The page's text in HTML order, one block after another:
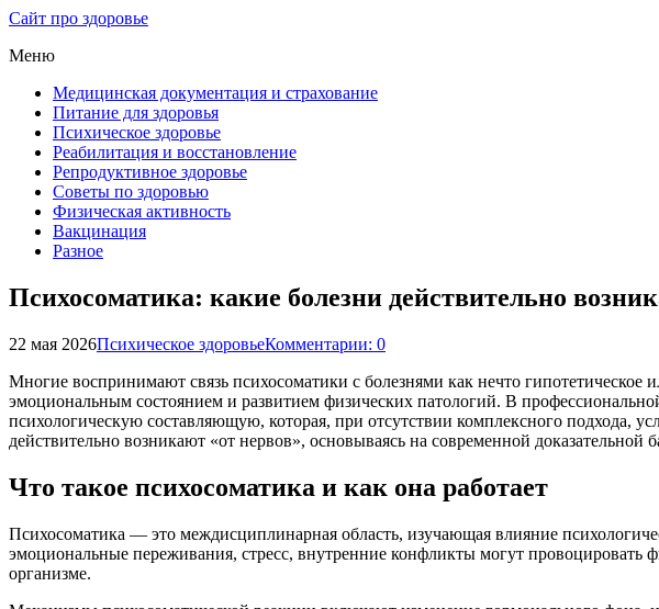
Сайт про здоровье
Меню
Медицинская документация и страхование
Питание для здоровья
Психическое здоровье
Реабилитация и восстановление
Репродуктивное здоровье
Советы по здоровью
Физическая активность
Вакцинация
Разное
Психосоматика: какие болезни действительно
22 мая 2026Психическое здоровьеКомментарии: 0
Многие воспринимают связь психосоматики с болезнями как нечто
эмоциональным состоянием и развитием физических патологий. В
психологическую составляющую, которая, при отсутствии комплексного подхода,
действительно возникают «от нервов», основываясь на современной доказательной
Что такое психосоматика и как она работает
Психосоматика — это междисциплинарная область, изучающая влияние
эмоциональные переживания, стресс, внутренние конфликты могут
организме.